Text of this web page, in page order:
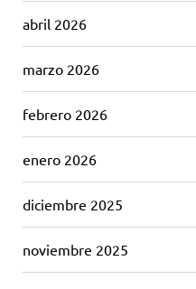
abril 2026
marzo 2026
febrero 2026
enero 2026
diciembre 2025
noviembre 2025